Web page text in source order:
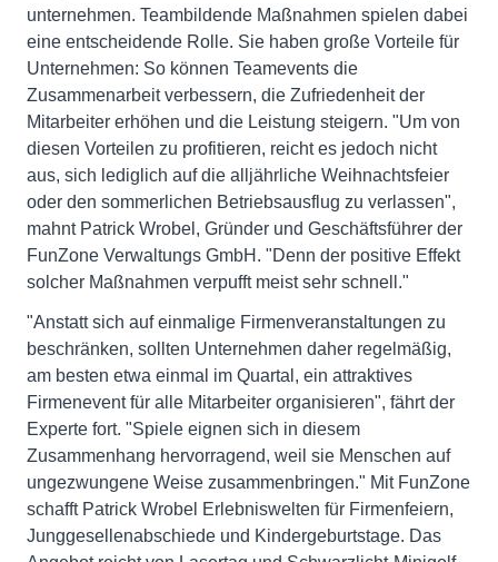
unternehmen. Teambildende Maßnahmen spielen dabei
eine entscheidende Rolle. Sie haben große Vorteile für
Unternehmen: So können Teamevents die
Zusammenarbeit verbessern, die Zufriedenheit der
Mitarbeiter erhöhen und die Leistung steigern. "Um von
diesen Vorteilen zu profitieren, reicht es jedoch nicht
aus, sich lediglich auf die alljährliche Weihnachtsfeier
oder den sommerlichen Betriebsausflug zu verlassen",
mahnt Patrick Wrobel, Gründer und Geschäftsführer der
FunZone Verwaltungs GmbH. "Denn der positive Effekt
solcher Maßnahmen verpufft meist sehr schnell."
"Anstatt sich auf einmalige Firmenveranstaltungen zu
beschränken, sollten Unternehmen daher regelmäßig,
am besten etwa einmal im Quartal, ein attraktives
Firmenevent für alle Mitarbeiter organisieren", fährt der
Experte fort. "Spiele eignen sich in diesem
Zusammenhang hervorragend, weil sie Menschen auf
ungezwungene Weise zusammenbringen." Mit FunZone
schafft Patrick Wrobel Erlebniswelten für Firmenfeiern,
Junggesellenabschiede und Kindergeburtstage. Das